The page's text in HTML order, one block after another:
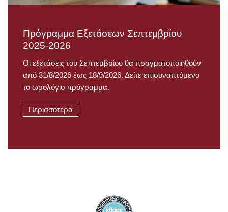
Πρόγραμμα Εξετάσεων Σεπτεμβρίου
2025-2026
Οι εξετάσεις του Σεπτεμβρίου θα πραγματοποιηθούν
από 31/8/2026 έως 18/9/2026. Δείτε επισυναπτόμενο
το ωρολόγιο πρόγραμμα.
Περισσότερα